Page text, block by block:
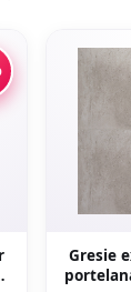
Gresie